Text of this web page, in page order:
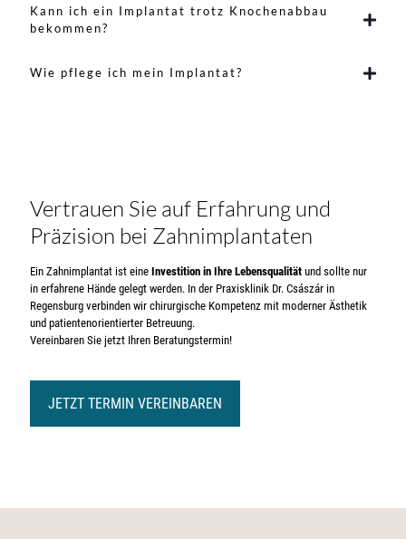
Kann ich ein Implantat trotz Knochenabbau
bekommen?
Wie pflege ich mein Implantat?
Vertrauen Sie auf Erfahrung und
Präzision bei Zahnimplantaten
Ein Zahnimplantat ist eine Investition in Ihre Lebensqualität und sollte nur
in erfahrene Hände gelegt werden. In der Praxisklinik Dr. Császár in
Regensburg verbinden wir chirurgische Kompetenz mit moderner Ästhetik
und patientenorientierter Betreuung.
Vereinbaren Sie jetzt Ihren Beratungstermin!
JETZT TERMIN VEREINBAREN